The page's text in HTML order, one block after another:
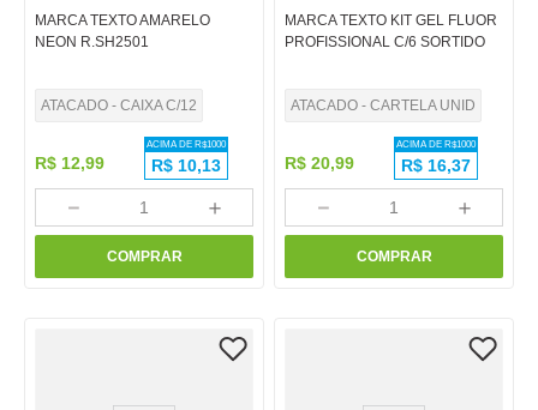
MARCA TEXTO AMARELO
NEON R.SH2501
ATACADO - CAIXA C/12
R$ 12,99
ACIMA DE R$1000
R$ 10,13
＋
－
COMPRAR
MARCA TEXTO KIT GEL FLUOR
PROFISSIONAL C/6 SORTIDO
ATACADO - CARTELA UNID
R$ 20,99
ACIMA DE R$1000
R$ 16,37
＋
－
COMPRAR